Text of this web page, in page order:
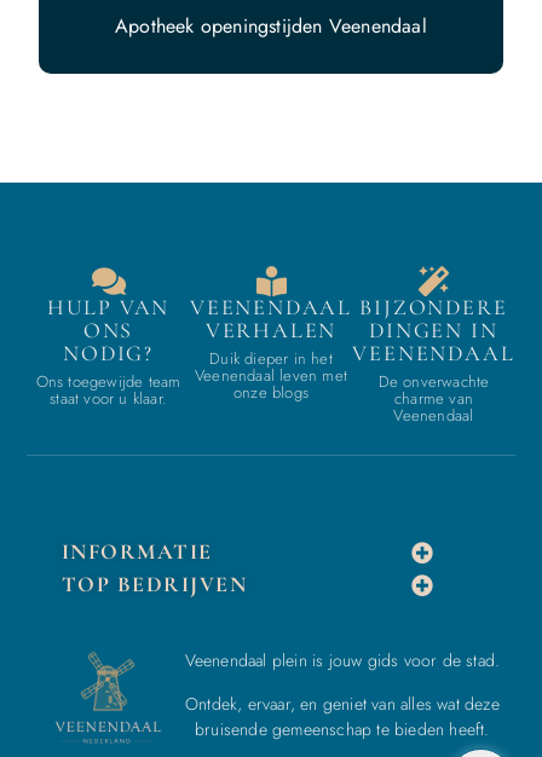
Apotheek openingstijden Veenendaal
HULP VAN
ONS
NODIG?
Ons toegewijde team
staat voor u klaar.
VEENENDAAL
VERHALEN
Duik dieper in het
Veenendaal leven met
onze blogs
BIJZONDERE
DINGEN IN
VEENENDAAL
De onverwachte
charme van
Veenendaal
INFORMATIE
TOP BEDRIJVEN
Veenendaal plein is jouw gids voor de stad.
Ontdek, ervaar, en geniet van alles wat deze
bruisende gemeenschap te bieden heeft.